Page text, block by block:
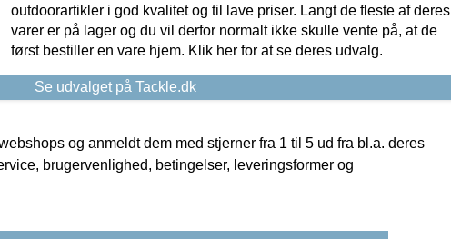
outdoorartikler i god kvalitet og til lave priser. Langt de fleste af deres
varer er på lager og du vil derfor normalt ikke skulle vente på, at de
først bestiller en vare hjem. Klik her for at se deres udvalg.
Se udvalget på Tackle.dk
og anmeldt dem med stjerner fra 1 til 5 ud fra bl.a. deres
brugervenlighed, betingelser, leveringsformer og